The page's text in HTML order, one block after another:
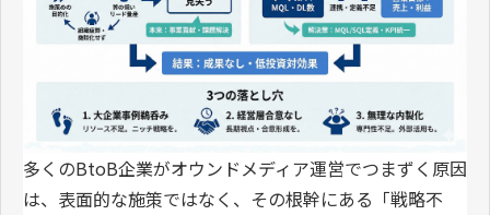
多くのBtoB企業がオウンドメディア運営でつまずく原因
は、表面的な施策ではなく、その根幹にある「戦略不